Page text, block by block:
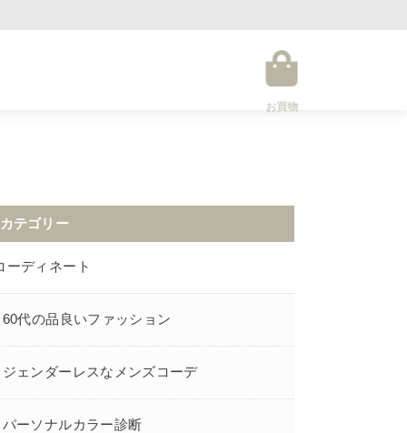
お買物
カテゴリー
ーディネート
60代の品良いファッション
ジェンダーレスなメンズコーデ
パーソナルカラー診断